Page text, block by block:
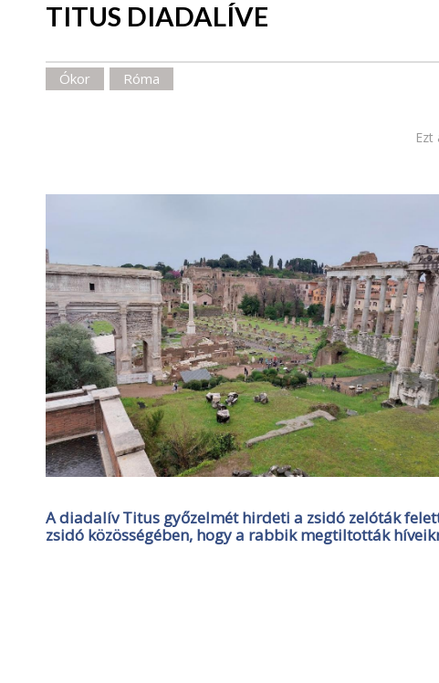
TITUS DIADALÍVE
Ókor Róma
Ezt
A diadalív Titus győzelmét hirdeti a zsidó zelóták
zsidó közösségében, hogy a rabbik megtiltották